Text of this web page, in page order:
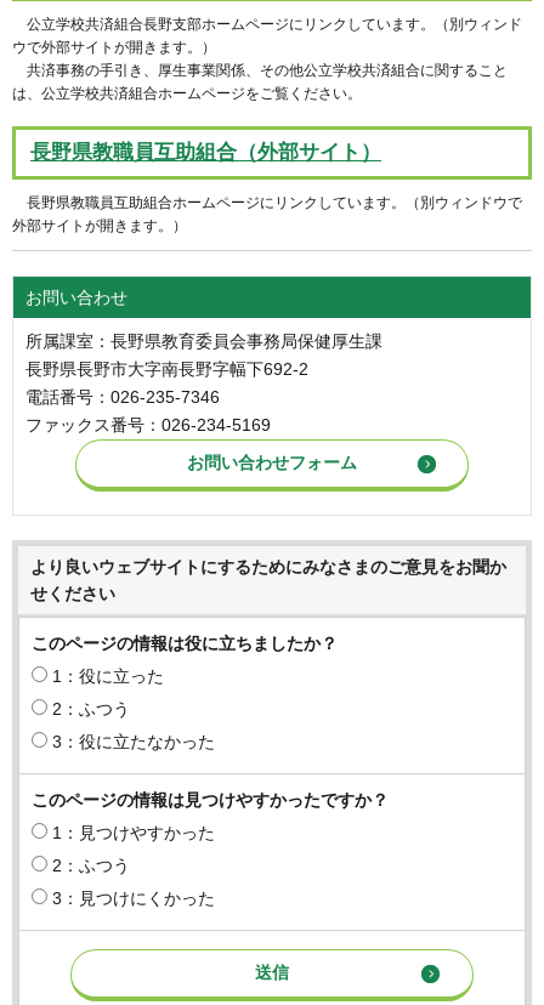
公立学校共済組合長野支部ホームページにリンクしています。（別ウィンド
ウで外部サイトが開きます。）
共済事務の手引き、厚生事業関係、その他公立学校共済組合に関すること
は、公立学校共済組合ホームページをご覧ください。
長野県教職員互助組合（外部サイト）
長野県教職員互助組合ホームページにリンクしています。（別ウィンドウで
外部サイトが開きます。）
お問い合わせ
所属課室：長野県教育委員会事務局保健厚生課
長野県長野市大字南長野字幅下692-2
電話番号：026-235-7346
ファックス番号：026-234-5169
より良いウェブサイトにするためにみなさまのご意見をお聞か
せください
このページの情報は役に立ちましたか？
1：役に立った
2：ふつう
3：役に立たなかった
このページの情報は見つけやすかったですか？
1：見つけやすかった
2：ふつう
3：見つけにくかった